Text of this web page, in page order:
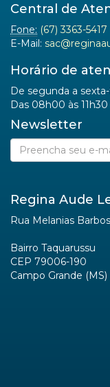
Central de
Fone: (67) 3363-5417
E-Mail:
Horário de
De segunda a sexta-
Das 08h00 às
Newsletter
Regina Aude
Rua Melanias
Bairro Taquarussu
CEP 79006-190
Campo Grande (MS)